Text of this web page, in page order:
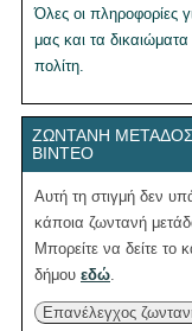
Όλες οι πληροφορίες
μας και τα δικαιώματα
πολίτη.
ΖΩΝΤΑΝΉ
ΒΊΝΤΕΟ
Αυτή τη στιγμή δεν
κάποια ζωντανή
Μπορείτε να δείτε το
δήμου εδώ
Επανέλεγχος